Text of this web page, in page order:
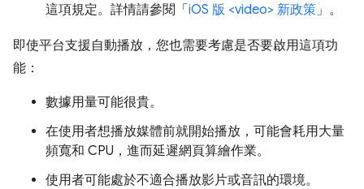
這項規定。詳情請參閱「iOS 版 <video> 新政策 」。
即使平台支援自動播放，您也需要考慮是否要啟用這項功
能：
數據用量可能很貴。
在使用者想播放媒體前就開始播放，可能會耗用大量
頻寬和 CPU，進而延遲網頁算繪作業。
使用者可能處於不適合播放影片或音訊的環境。